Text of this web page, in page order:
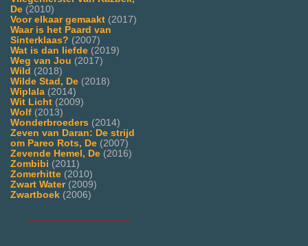
De (2010)
Voor elkaar gemaakt (2017)
Waar is het Paard van
Sinterklaas? (2007)
Wat is dan liefde (2019)
Weg van Jou (2017)
Wild (2018)
Wilde Stad, De (2018)
Wiplala (2014)
Wit Licht (2009)
Wolf (2013)
Wonderbroeders (2014)
Zeven van Daran: De strijd
om Pareo Rots, De (2007)
Zevende Hemel, De (2016)
Zombibi (2011)
Zomerhitte (2010)
Zwart Water(2009)
Zwartboek (2006)